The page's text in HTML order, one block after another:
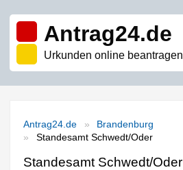
Antrag24.de
Urkunden online beantragen
Antrag24.de
Brandenburg
Standesamt Schwedt/Oder
Standesamt Schwedt/Oder